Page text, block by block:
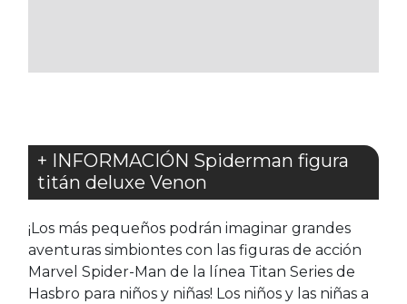
+ INFORMACIÓN Spiderman figura
titán deluxe Venon
¡Los más pequeños podrán imaginar grandes
aventuras simbiontes con las figuras de acción
Marvel Spider-Man de la línea Titan Series de
Hasbro para niños y niñas! Los niños y las niñas a